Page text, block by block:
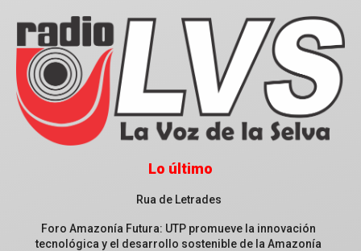
Lo último
Rua de Letrades
Foro Amazonía Futura: UTP promueve la innovación
tecnológica y el desarrollo sostenible de la Amazonía